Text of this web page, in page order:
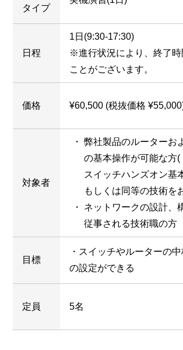
タイプ
日程
1日(9:30-17:30)
※進行状況により、終了時
ことがございます。
価格 ¥60,500 (税抜価格
対象者
弊社製品のルーターお
の基本操作が可能な方(
スイッチハンズオン基
もしくは同等の技術を
ネットワークの設計、
従事される技術職の方
目標
・スイッチやルーターの
の設定ができる
定員 5名